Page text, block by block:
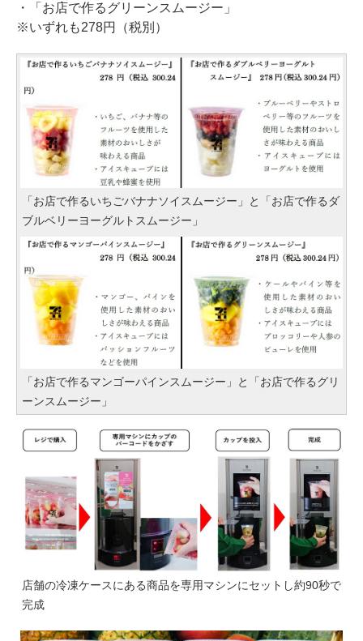
・「お店で作るグリーンスムージー」
※いずれも278円（税別）
「お店で作るいちごバナナソイスムージー」と「お店で作るダ
ブルベリーヨーグルトスムージー」
「お店で作るマンゴーパインスムージー」と「お店で作るグリ
ーンスムージー」
店舗の冷凍ケースにある商品を専用マシンにセットし約90秒で
完成